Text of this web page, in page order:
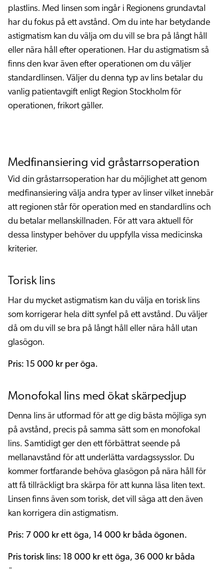
plastlins. Med linsen som ingår i Regionens grundavtal
har du fokus på ett avstånd. Om du inte har betydande
astigmatism kan du välja om du vill se bra på långt håll
eller nära håll efter operationen. Har du astigmatism så
finns den kvar även efter operationen om du väljer
standardlinsen. Väljer du denna typ av lins betalar du
vanlig patientavgift enligt Region Stockholm för
operationen, frikort gäller.
Medfinansiering vid gråstarrsoperation
Vid din gråstarrsoperation har du möjlighet att genom
medfinansiering välja andra typer av linser vilket innebär
att regionen står för operation med en standardlins och
du betalar mellanskillnaden. För att vara aktuell för
dessa linstyper behöver du uppfylla vissa medicinska
kriterier.
Torisk lins
Har du mycket astigmatism kan du välja en torisk lins
som korrigerar hela ditt synfel på ett avstånd. Du väljer
då om du vill se bra på långt håll eller nära håll utan
glasögon.
Pris: 15 000 kr per öga.
Monofokal lins med ökat skärpedjup
Denna lins är utformad för att ge dig bästa möjliga syn
på avstånd, precis på samma sätt som en monofokal
lins. Samtidigt ger den ett förbättrat seende på
mellanavstånd för att underlätta vardagssysslor. Du
kommer fortfarande behöva glasögon på nära håll för
att få tillräckligt bra skärpa för att kunna läsa liten text.
Linsen finns även som torisk, det vill säga att den även
kan korrigera din astigmatism.
Pris: 7 000 kr ett öga, 14 000 kr båda ögonen.
Pris torisk lins: 18 000 kr ett öga, 36 000 kr båda